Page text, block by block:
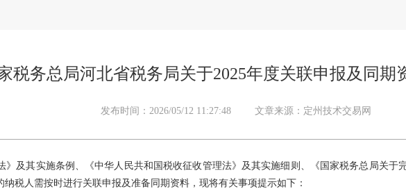
税务总局河北省税务局关于2025年度关联申报及同期
发布时间：2026/05/12 11:27:48 文章来源：定州技术交易网
其实施条例、《中华人民共和国税收征收管理法》及其实施细则、《国家税务总局关于
纳税人需按时进行关联申报及准备同期资料，现将有关事项提示如下：